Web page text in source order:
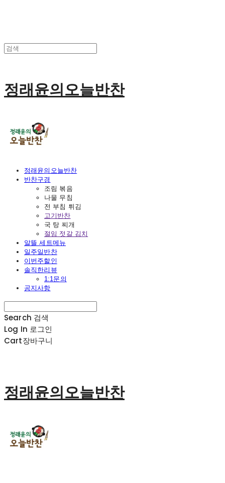
정래윤의오늘반찬
정래윤의오늘반찬
반찬구경
조림 볶음
나물 무침
전 부침 튀김
고기반찬
국 탕 찌개
절임 젓갈 김치
알뜰 세트메뉴
일주일반찬
이번주할인
솔직한리뷰
1:1문의
공지사항
Search 검색
Log In 로그인
Cart장바구니
정래윤의오늘반찬